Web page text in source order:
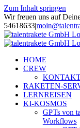
Zum Inhalt springen
Wir freuen uns auf
54618633|
HOME
CREW
RAKETEN-
LERNREISEN
KI-KOSMOS
GPTs von
Workflows